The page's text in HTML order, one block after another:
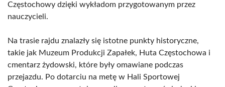
Częstochowy dzięki wykładom przygotowanym przez
nauczycieli.
Na trasie rajdu znalazły się istotne punkty historyczne,
takie jak Muzeum Produkcji Zapałek, Huta Częstochowa i
cmentarz żydowski, które były omawiane podczas
przejazdu. Po dotarciu na metę w Hali Sportowej